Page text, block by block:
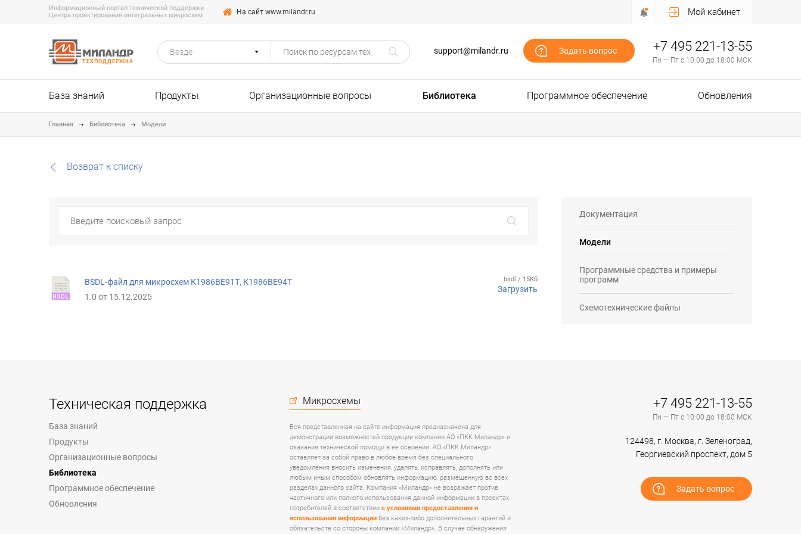
Информационный портал технической поддержки
Центра проектирования интегральных микросхем
На сайт www.milandr.ru Мой кабинет
ТЕХПОДДЕРЖКА
Везде support@milandr.ru Задать вопрос +7 495 221-13-55
Пн — Пт с 10:00 до 18:00 МСК
База знаний Продукты Организационные вопросы Библиотека Программное обеспечение Обновления
Главная Библиотека Модели
Возврат к списку
BSDL-файл для микросхем К1986ВЕ91Т, К1986ВЕ94Т
1.0 от 15.12.2025
bsdl / 15Кб
Загрузить
Документация
Модели
Программные средства и примеры
программ
Схемотехнические файлы
Техническая поддержка
База знаний
Продукты
Организационные вопросы
Библиотека
Программное обеспечение
Обновления
Микросхемы
Вся представленная на сайте информация предназначена для
демонстрации возможностей продукции компании АО «ПКК Миландр» и
оказания технической помощи в ее освоении. АО «ПКК Миландр»
оставляет за собой право в любое время без специального
уведомления вносить изменения, удалять, исправлять, дополнять или
любым иным способом обновлять информацию, размещенную во всех
разделах данного сайта. Компания «Миландр» не возражает против
частичного или полного использования данной информации в проектах
потребителей в соответствии с условиями предоставления и
использования информации без каких-либо дополнительных гарантий и
обязательств со стороны компании «Миландр». В случае обнаружения
+7 495 221-13-55
Пн — Пт с 10:00 до 18:00 МСК
124498, г. Москва, г. Зеленоград,
Георгиевский проспект, дом 5
Задать вопрос